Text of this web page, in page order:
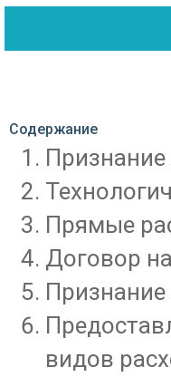
Содержание
Прямые
Договор
видов